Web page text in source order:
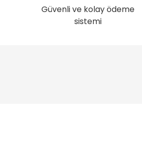
Güvenli ve kolay ödeme
sistemi